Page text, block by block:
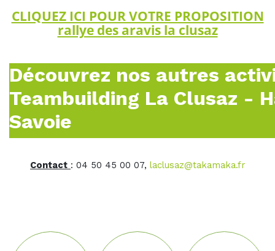
CLIQUEZ ICI POUR VOTRE PROPOSITION
rallye des aravis la clusaz
Découvrez nos autres
Teambuilding La Clusaz -
Savoie
Contact : 04 50 45 00 07, laclusaz@takamaka.fr